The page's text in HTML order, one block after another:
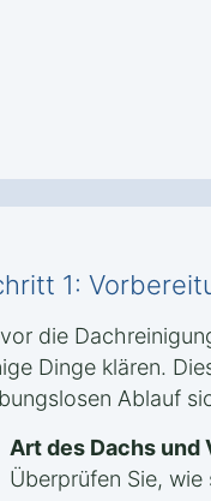
1:
die
Dinge klären.
Ablauf
Art des Dachs
Überprüfen Sie,